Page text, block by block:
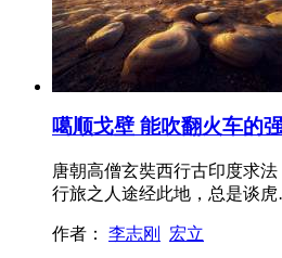
噶顺戈壁 能吹翻火车的
唐朝高僧玄奘西行古印度求
行旅之人途经此地，总是谈
作者： 李志刚 宏立